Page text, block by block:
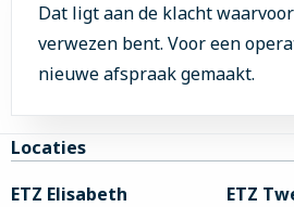
Dat ligt aan de klacht
verwezen bent. Voor een
nieuwe afspraak gemaakt.
Site
footer
Locaties
ETZ Elisabeth
ETZ